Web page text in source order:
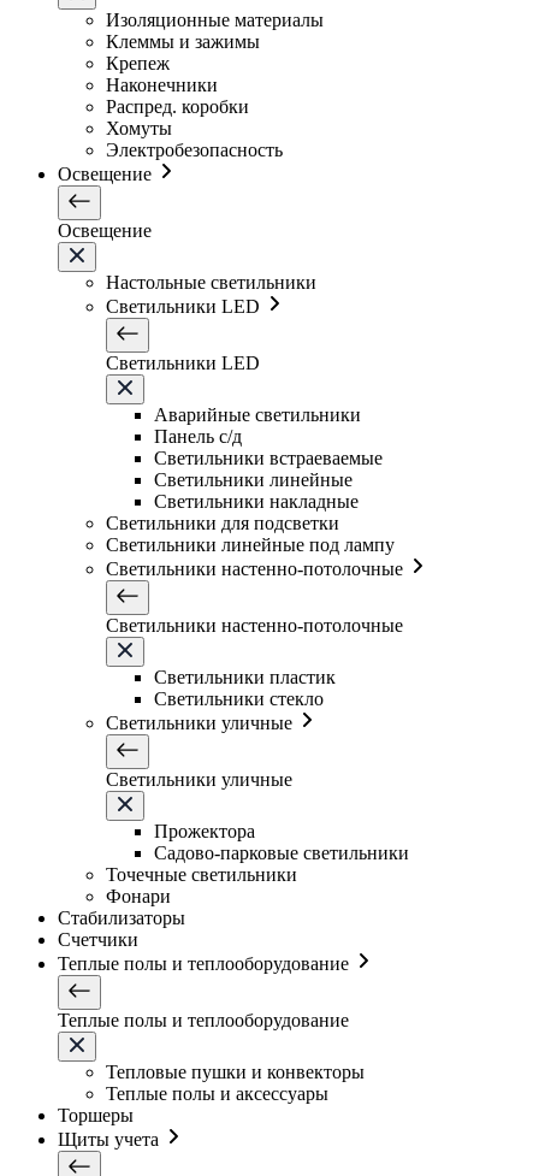
Изоляционные материалы
Клеммы и зажимы
Крепеж
Наконечники
Распред. коробки
Хомуты
Электробезопасность
Освещение
Освещение
Настольные светильники
Светильники LED
Светильники LED
Аварийные светильники
Панель с/д
Светильники встраеваемые
Светильники линейные
Светильники накладные
Светильники для подсветки
Светильники линейные под лампу
Светильники настенно-потолочные
Светильники настенно-потолочные
Светильники плаcтик
Светильники стекло
Светильники уличные
Светильники уличные
Прожектора
Садово-парковые светильники
Точечные светильники
Фонари
Стабилизаторы
Счетчики
Теплые полы и теплооборудование
Теплые полы и теплооборудование
Тепловые пушки и конвекторы
Теплые полы и аксессуары
Торшеры
Щиты учета